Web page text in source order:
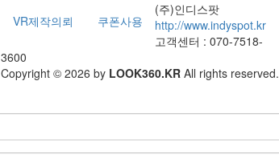
VR제작의뢰 쿠폰사용
(주)인디스팟
http://www.indyspot.kr
고객센터 : 070-7518-
3600
Copyright © 2026 by LOOK360.KR All rights reserved.